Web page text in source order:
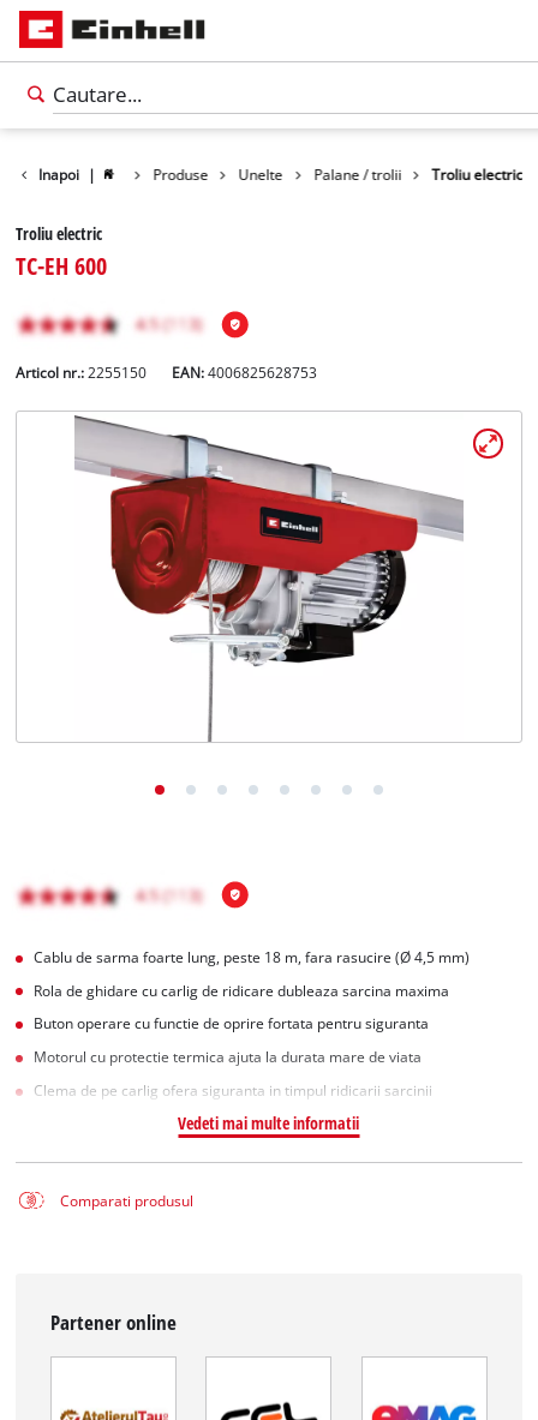
Română
Inapoi | Produse Unelte Palane / trolii Troliu electric
Troliu electric
TC-EH 600
Articol nr.: 2255150 EAN:4006825628753
Cablu de sarma foarte lung, peste 18 m, fara rasucire (Ø 4,5 mm)
Rola de ghidare cu carlig de ridicare dubleaza sarcina maxima
Buton operare cu functie de oprire fortata pentru siguranta
Motorul cu protectie termica ajuta la durata mare de viata
Clema de pe carlig ofera siguranta in timpul ridicarii sarcinii
Vedeti mai multe informatii
Comparati produsul
Partener online